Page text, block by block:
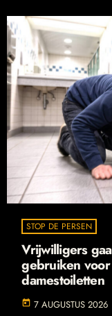
STOP DE PERSEN
Vrijwilligers
gebruiken
damestoiletten
today 7 AUGUSTUS 2026